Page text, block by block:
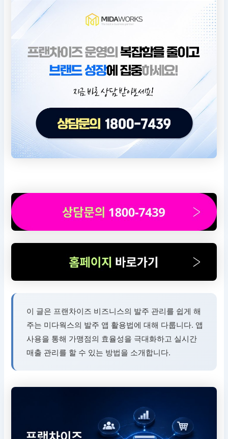
이 글은 프랜차이즈 비즈니스의 발주 관리를 쉽게 해
주는 미다웍스의 발주 앱 활용법에 대해 다룹니다. 앱
사용을 통해 가맹점의 효율성을 극대화하고 실시간
매출 관리를 할 수 있는 방법을 소개합니다.